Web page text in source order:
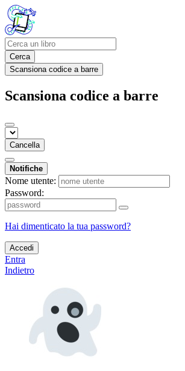
Cerca
Scansiona codice a barre
Scansiona codice a barre
Cancella
Notifiche
Nome utente:
Password:
Hai dimenticato la tua password?
Accedi
Entra
Indietro